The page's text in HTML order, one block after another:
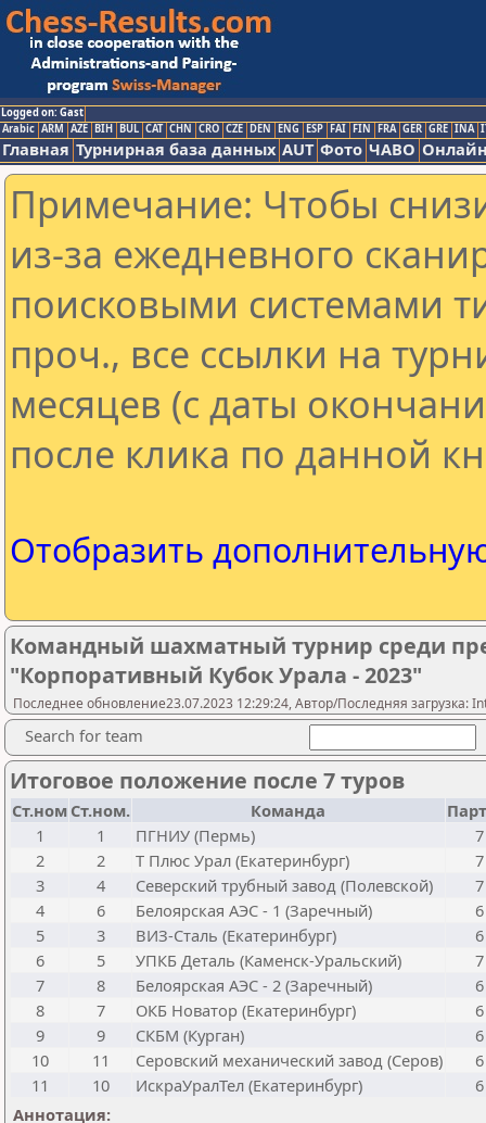
Logged on: Gast
Arabic ARM AZE BIH BUL CAT CHN CRO CZE DEN ENG ESP FAI FIN FRA GER GRE INA
Главная Турнирная база данных AUT Фото ЧАВО
Примечание: Чтобы
из-за ежедневного
поисковыми системами
проч., все ссылки на
месяцев (с даты
после клика по данной
Отобразить
Командный шахматный турнир среди
"Корпоративный Кубок Урала - 2023"
Последнее обновление23.07.2023 12:29:24, Автор/Последняя загрузка:
Search for team
Итоговое положение после 7 туров
Ст.ном Ст.ном. Команда
1
1 ПГНИУ (Пермь)
7
2
2 Т Плюс Урал (Екатеринбург)
7
3
4 Северский трубный завод (Полевской)
7
4
6 Белоярская АЭС - 1 (Заречный)
6
5
3 ВИЗ-Сталь (Екатеринбург)
6
6
5 УПКБ Деталь (Каменск-Уральский)
7
7
8 Белоярская АЭС - 2 (Заречный)
6
8
7 ОКБ Новатор (Екатеринбург)
6
9
9 СКБМ (Курган)
6
10
11 Серовский механический завод (Серов)
6
11
10 ИскраУралТел (Екатеринбург)
6
Аннотация: